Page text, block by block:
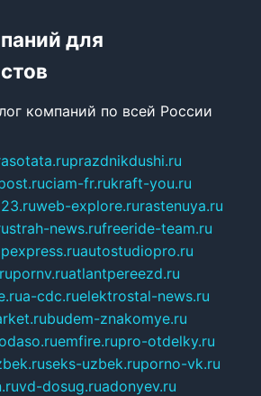
для
компаний по всей России
prazdnikdushi.ru
ciam-fr.rukraft-you.ru
web-explore.rurastenuya.ru
strah-news.rufreeride-team.ru
autostudiopro.ru
pornv.ruatlantpereezd.ru
a-cdc.ruelektrostal-news.ru
budem-znakomye.ru
emfire.rupro-otdelky.ru
seks-uzbek.ruporno-vk.ru
vd-dosug.ruadonyev.ru